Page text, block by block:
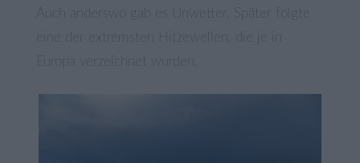
Auch anderswo gab es Unwetter. Später folgte
eine der extremsten Hitzewellen, die je in
Europa verzeichnet wurden.